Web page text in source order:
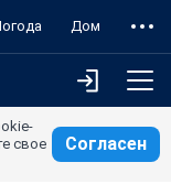
Дом
свое
Согласен